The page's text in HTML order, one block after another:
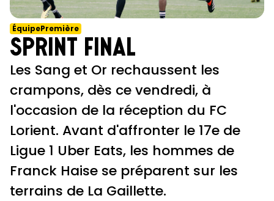
ÉquipePremière
Sprint final
Les Sang et Or rechaussent les
crampons, dès ce vendredi, à
l'occasion de la réception du FC
Lorient. Avant d'affronter le 17e de
Ligue 1 Uber Eats, les hommes de
Franck Haise se préparent sur les
terrains de La Gaillette.